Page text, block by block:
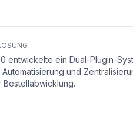
entwickelte ein Dual-Plugin-
Automatisierung und
Bestellabwicklung.